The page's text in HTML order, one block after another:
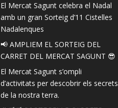
El Mercat Sagunt celebra el Nadal
amb un gran Sorteig d’11 Cistelles
Nadalenques
📢 AMPLIEM EL SORTEIG DEL
CARRET DEL MERCAT SAGUNT 😎
El Mercat Sagunt s’ompli
d’activitats per descobrir els secrets
de la nostra terra.